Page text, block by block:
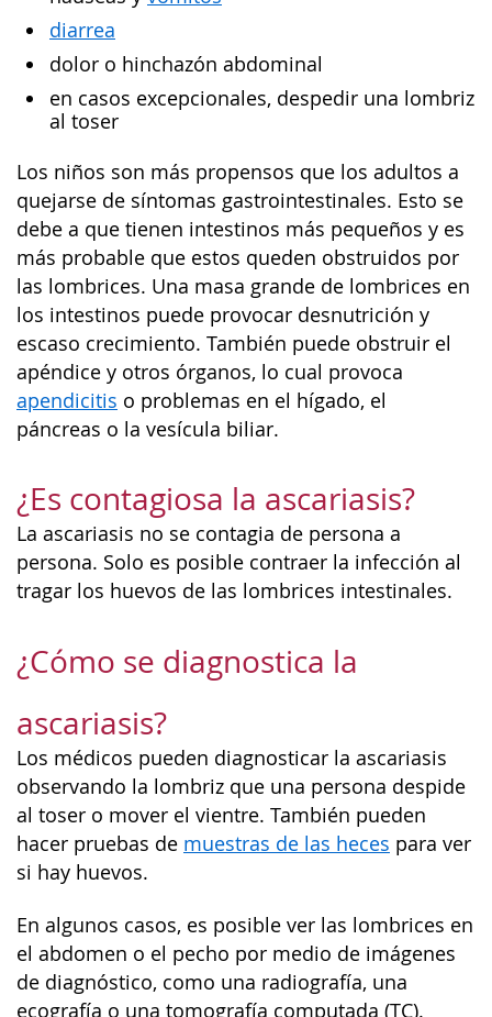
diarrea
dolor o hinchazón abdominal
en casos excepcionales, despedir una lombriz
al toser
Los niños son más propensos que los adultos a
quejarse de síntomas gastrointestinales. Esto se
debe a que tienen intestinos más pequeños y es
más probable que estos queden obstruidos por
las lombrices. Una masa grande de lombrices en
los intestinos puede provocar desnutrición y
escaso crecimiento. También puede obstruir el
apéndice y otros órganos, lo cual provoca
apendicitis o problemas en el hígado, el
páncreas o la vesícula biliar.
¿Es contagiosa la ascariasis?
La ascariasis no se contagia de persona a
persona. Solo es posible contraer la infección al
tragar los huevos de las lombrices intestinales.
¿Cómo se diagnostica la
ascariasis?
Los médicos pueden diagnosticar la ascariasis
observando la lombriz que una persona despide
al toser o mover el vientre. También pueden
hacer pruebas de muestras de las heces para ver
si hay huevos.
En algunos casos, es posible ver las lombrices en
el abdomen o el pecho por medio de imágenes
de diagnóstico, como una radiografía, una
ecografía o una tomografía computada (TC).